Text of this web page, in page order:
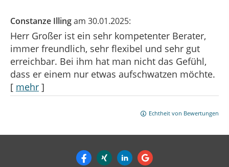
Constanze Illingam 30.01.2025:
Herr Großer ist ein sehr kompetenter Berater,
immer freundlich, sehr flexibel und sehr gut
erreichbar. Bei ihm hat man nicht das Gefühl,
dass er einem nur etwas aufschwatzen möchte.
[ mehr ]
Echtheit von Bewertungen